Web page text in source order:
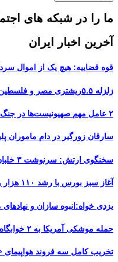
ما را در شبکه های
آخرین اخبار ایران
قوه قضاییه: هیچ یک از اموال
زلزله ۵.۵ریشتری مصر و فلسطین را لرزاند
۲ عامل مهم صهیونیست‌ها در جنگ‌های ۱۲ روزه و ۴۰ روزه اعدام شدند
سارقان زورگیر در دام ماموران
سخنگوی ارتش: سرنوشت ۳ خلبان ما هنوز مشخص نیست
آغاز سبز بورس با رشد ۱۱۰ هزار واحدی شاخص کل
یزدی خواه:انبوه سازان و
حمله موشکی آمریکا به ۲ خوابگاه دانشجویی در اهواز
تخریب کامل سه فروند هواپیمای «اِف ۳۵» آمریکا